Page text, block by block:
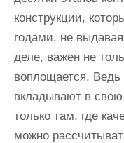
конструкции,
годами, не
деле, важен не
воплощается. Ведь
вкладывают в
только там, где
можно